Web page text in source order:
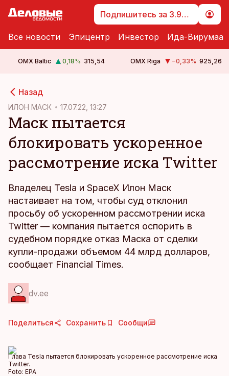
Подпишитесь за 3.99 €
Все новости Эпицентр Инвестор Ида-Вирумаа
OMX Baltic 0,18% 315,54 OMX Riga −0,33% 925,26
Назад
ИЛОН МАСК 17.07.22, 13:27
Маск пытается
блокировать ускоренное
рассмотрение иска Twitter
Владелец Tesla и SpaceX Илон Маск
настаивает на том, чтобы суд отклонил
просьбу об ускоренном рассмотрении иска
Twitter — компания пытается оспорить в
судебном порядке отказ Маска от сделки
купли-продажи объемом 44 млрд долларов,
сообщает Financial Times.
dv.ee
Поделиться Сохранить Сообщи
Глава Tesla пытается блокировать ускоренное рассмотрение иска
Twitter.
Foto: EPA